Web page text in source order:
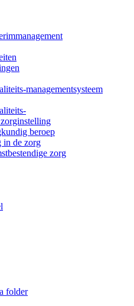
managementsysteem
zorginstelling
beroep
in de zorg
zorg
folder